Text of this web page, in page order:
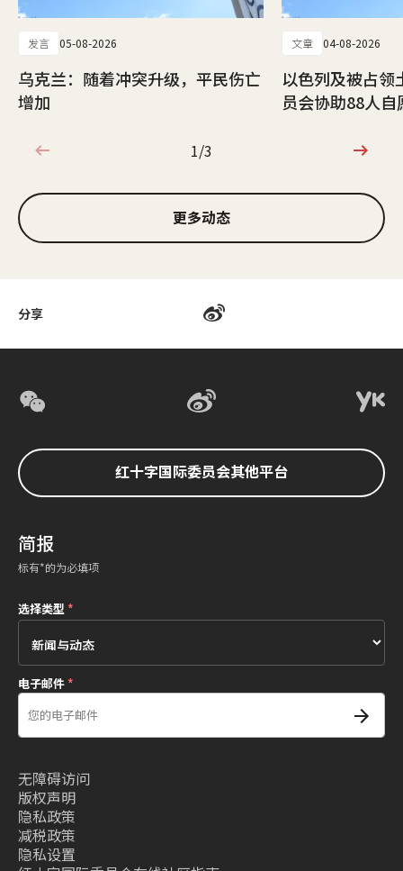
分享
发言 05-08-2026
乌克兰：随着冲突升级，平民伤亡
增加
文章 04-08-2026
以色列及被占领
员会协助88人
1/3
1/3
更多动态
红十字国际委员会其他平台
简报
标有*的为必填项
选择类型 *
电子邮件*
无障碍访问
版权声明
隐私政策
减税政策
隐私设置